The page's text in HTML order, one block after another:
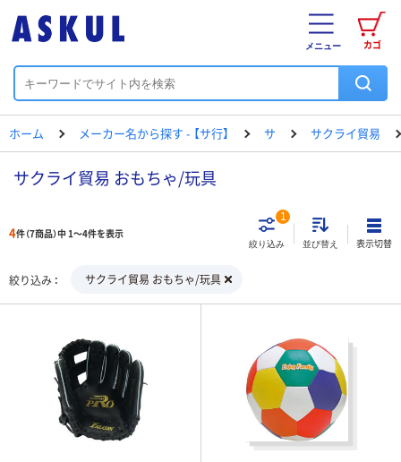
カゴ
メニュー
ホーム メーカー名から探す - 【サ行】 サ サクライ貿易
サクライ貿易 おもちゃ/玩具
4件（7商品）中 1～4件を表示
絞り込み
1
並び替え 表示切替
絞り込み サクライ貿易 おもちゃ/玩具